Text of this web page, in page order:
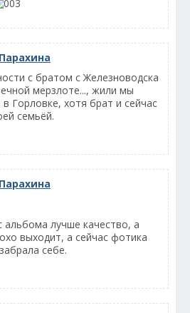
с братом с Железноводска
мерзлоте..., жили мы
Горловке, хотя брат и сейчас
семьёй.
лучше качество, а
выходит, а сейчас фотика
себе.